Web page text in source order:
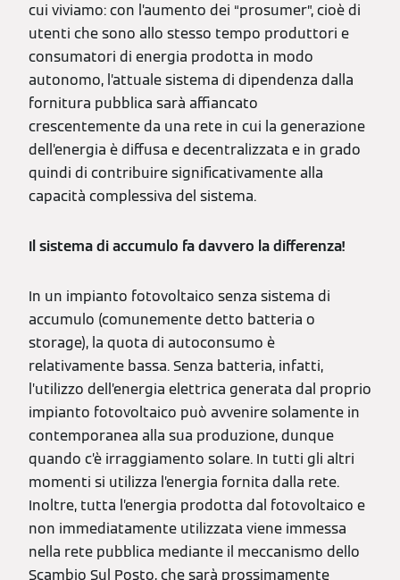
cui viviamo: con l’aumento dei “prosumer”, cioè di
utenti che sono allo stesso tempo produttori e
consumatori di energia prodotta in modo
autonomo, l’attuale sistema di dipendenza dalla
fornitura pubblica sarà affiancato
crescentemente da una rete in cui la generazione
dell’energia è diffusa e decentralizzata e in grado
quindi di contribuire significativamente alla
capacità complessiva del sistema.
Il sistema di accumulo fa davvero la differenza!
In un impianto fotovoltaico senza sistema di
accumulo (comunemente detto batteria o
storage), la quota di autoconsumo è
relativamente bassa. Senza batteria, infatti,
l’utilizzo dell’energia elettrica generata dal proprio
impianto fotovoltaico può avvenire solamente in
contemporanea alla sua produzione, dunque
quando c’è irraggiamento solare. In tutti gli altri
momenti si utilizza l’energia fornita dalla rete.
Inoltre, tutta l’energia prodotta dal fotovoltaico e
non immediatamente utilizzata viene immessa
nella rete pubblica mediante il meccanismo dello
Scambio Sul Posto, che sarà prossimamente